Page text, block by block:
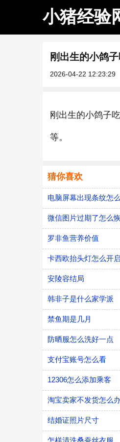
小猪经验
刚出生的小鸽
2026-04-22 12:23:29
刚出生的小鸽子
等。
猜你喜欢
电脑屏幕出现条纹怎
微信图片过期了怎么
罗非鱼营养价值
卡西欧抬头灯怎么开启
安陵容结局
韩非子是什么家学派
禁鱼期是几月
防晒服怎么洗好一点
支付宝账号怎么看
12306怎么添加乘客
淘宝卖家不发货怎么
结婚证照片尺寸
怎样清洗桑蚕丝衣服